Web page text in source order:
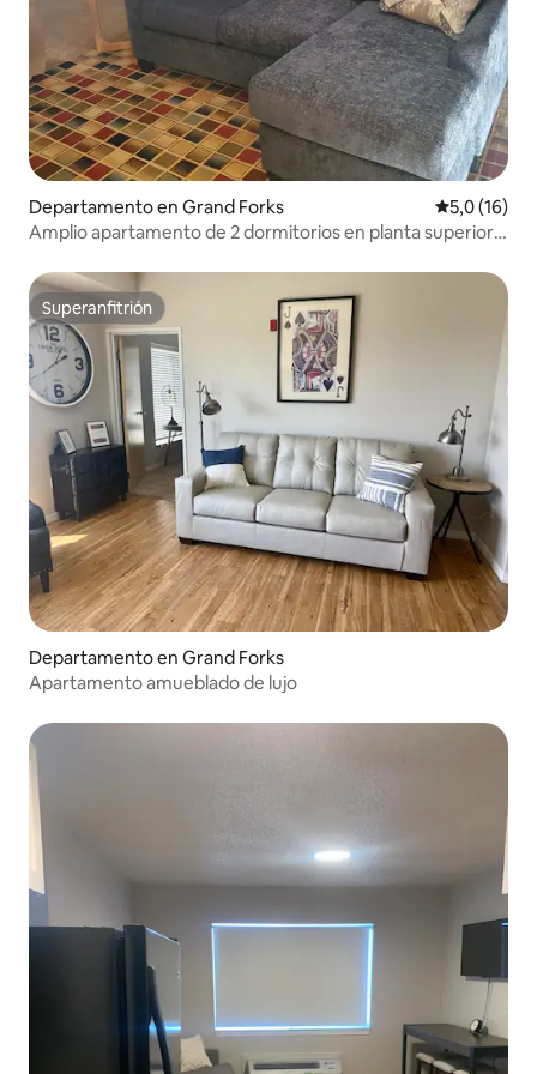
Departamento en Grand Forks Calificación
5,0 (16)
Amplio apartamento de 2 dormitorios en planta superior
Superanfitrión
Superanfitrión
Departamento en Grand Forks
Apartamento amueblado de lujo